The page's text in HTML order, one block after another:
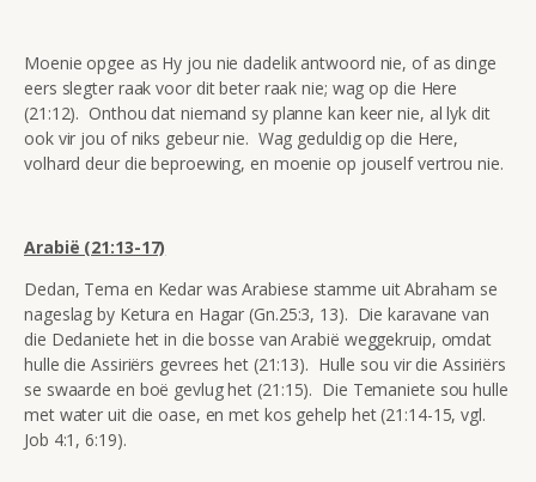
Moenie opgee as Hy jou nie dadelik antwoord nie, of as dinge
eers slegter raak voor dit beter raak nie; wag op die Here
(21:12). Onthou dat niemand sy planne kan keer nie, al lyk dit
ook vir jou of niks gebeur nie. Wag geduldig op die Here,
volhard deur die beproewing, en moenie op jouself vertrou nie.
Arabië (21:13-17)
Dedan, Tema en Kedar was Arabiese stamme uit Abraham se
nageslag by Ketura en Hagar (Gn.25:3, 13). Die karavane van
die Dedaniete het in die bosse van Arabië weggekruip, omdat
hulle die Assiriërs gevrees het (21:13). Hulle sou vir die Assiriërs
se swaarde en boë gevlug het (21:15). Die Temaniete sou hulle
met water uit die oase, en met kos gehelp het (21:14-15, vgl.
Job 4:1, 6:19).